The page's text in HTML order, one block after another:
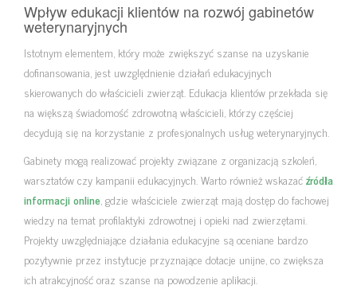
Wpływ edukacji klientów na rozwój gabinetów
weterynaryjnych
Istotnym elementem, który może zwiększyć szanse na uzyskanie
dofinansowania, jest uwzględnienie działań edukacyjnych
skierowanych do właścicieli zwierząt. Edukacja klientów przekłada się
na większą świadomość zdrowotną właścicieli, którzy częściej
decydują się na korzystanie z profesjonalnych usług weterynaryjnych.
Gabinety mogą realizować projekty związane z organizacją szkoleń,
warsztatów czy kampanii edukacyjnych. Warto również wskazaćźródła
informacji online, gdzie właściciele zwierząt mają dostęp do fachowej
wiedzy na temat profilaktyki zdrowotnej i opieki nad zwierzętami.
Projekty uwzględniające działania edukacyjne są oceniane bardzo
pozytywnie przez instytucje przyznające dotacje unijne, co zwiększa
ich atrakcyjność oraz szanse na powodzenie aplikacji.